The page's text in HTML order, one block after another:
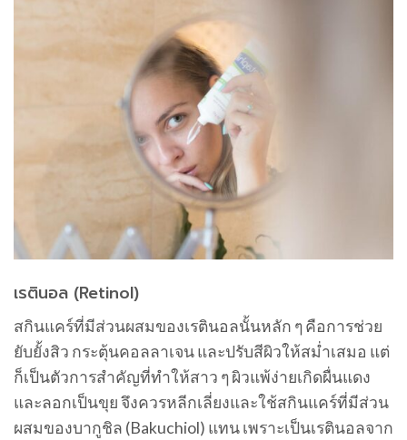
เรตินอล (Retinol)
สกินแคร์ที่มีส่วนผสมของเรตินอลนั้นหลัก ๆ คือการช่วย
ยับยั้งสิว กระตุ้นคอลลาเจน และปรับสีผิวให้สม่ำเสมอ แต่
ก็เป็นตัวการสำคัญที่ทำให้สาว ๆ ผิวแพ้ง่ายเกิดผื่นแดง
และลอกเป็นขุย จึงควรหลีกเลี่ยงและใช้สกินแคร์ที่มีส่วน
ผสมของบากูชิล (Bakuchiol) แทน เพราะเป็นเรตินอลจาก